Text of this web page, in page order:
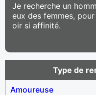
Je recherche un
eux des femmes,
oir si affinité.
Type de
Amoureuse